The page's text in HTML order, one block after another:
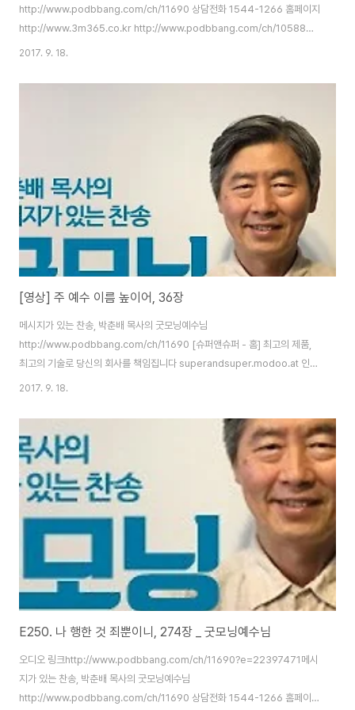
http://www.podbbang.com/ch/11690 상담전화 1544-1266 홈페이지
http://www.3m365.co.kr http://www.podbbang.com/ch/10588
http://www.podbbang.com/ch/11491
2017. 9. 18.
[영상] 주 예수 이름 높이어, 36장
메시지가 있는 찬송, 박춘배 목사의 굿모닝예수님
http://www.podbbang.com/ch/11690 [슈퍼앤슈퍼 - 홈] 최고의 제품,
최고의 기술로 당신의 회사를 책임집니다 superandsuper.modoo.at 인터
넷마케팅, 부동산컨설팅, 영상제작, 홈피제작, 블로그제작, 제작홍보, 방송제작,
2017. 9. 18.
E250. 나 행한 것 죄뿐이니, 274장 _ 굿모닝예수님
오디오 링크http://www.podbbang.com/ch/11690?e=22397471메시
지가 있는 찬송, 박춘배 목사의 굿모닝예수님
http://www.podbbang.com/ch/11690 상담전화 1544-1266 홈페이지